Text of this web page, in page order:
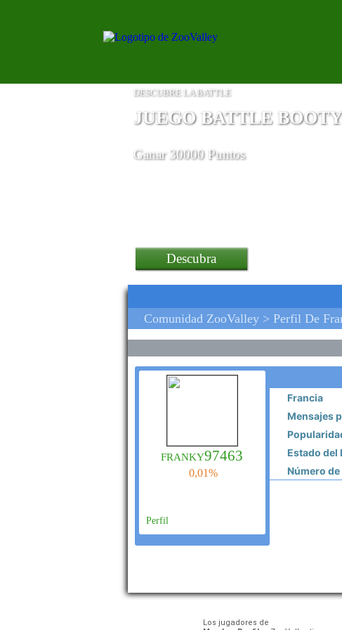
DESCUBRE LA BATTLE
JUEGO BATTLE BOOTY
Ganar 30000 Puntos
Descubra
un teléfono inteligente Moto E13
Comunidad ZooValley > Perfil De
franky97463
0,01%
Perfil
Francia
Mensajes
Estado del
Número
Los jugadores de